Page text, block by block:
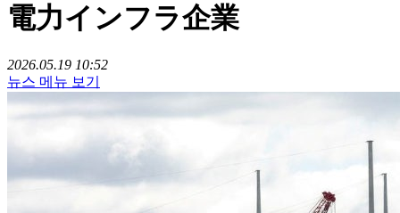
電力インフラ企業
2026.05.19 10:52
뉴스 메뉴 보기